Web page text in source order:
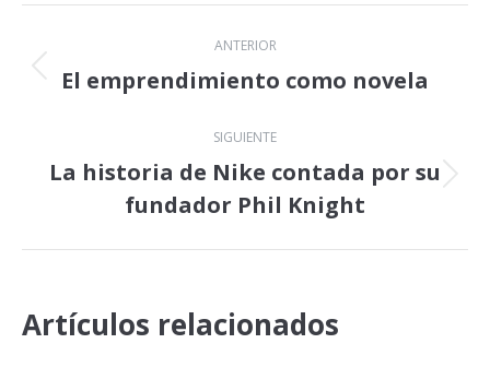
Navegación
entre
publicaciones
ANTERIOR
Publicación
El emprendimiento como novela
SIGUIENTE
Publicación
siguiente:
La historia de Nike contada por su
fundador Phil Knight
Artículos relacionados